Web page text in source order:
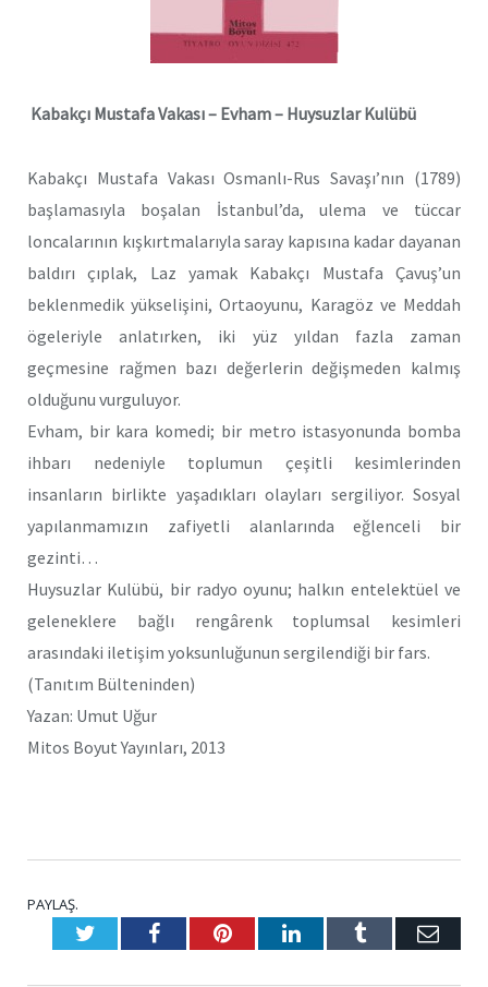
Kabakçı Mustafa Vakası – Evham – Huysuzlar Kulübü
Kabakçı Mustafa Vakası Osmanlı-Rus Savaşı’nın (1789)
başlamasıyla boşalan İstanbul’da, ulema ve tüccar
loncalarının kışkırtmalarıyla saray kapısına kadar dayanan
baldırı çıplak, Laz yamak Kabakçı Mustafa Çavuş’un
beklenmedik yükselişini, Ortaoyunu, Karagöz ve Meddah
ögeleriyle anlatırken, iki yüz yıldan fazla zaman
geçmesine rağmen bazı değerlerin değişmeden kalmış
olduğunu vurguluyor.
Evham, bir kara komedi; bir metro istasyonunda bomba
ihbarı nedeniyle toplumun çeşitli kesimlerinden
insanların birlikte yaşadıkları olayları sergiliyor. Sosyal
yapılanmamızın zafiyetli alanlarında eğlenceli bir
gezinti…
Huysuzlar Kulübü, bir radyo oyunu; halkın entelektüel ve
geleneklere bağlı rengârenk toplumsal kesimleri
arasındaki iletişim yoksunluğunun sergilendiği bir fars.
(Tanıtım Bülteninden)
Yazan: Umut Uğur
Mitos Boyut Yayınları, 2013
PAYLAŞ.
TwitterFacebookPinterestLinkedInTumblr E-